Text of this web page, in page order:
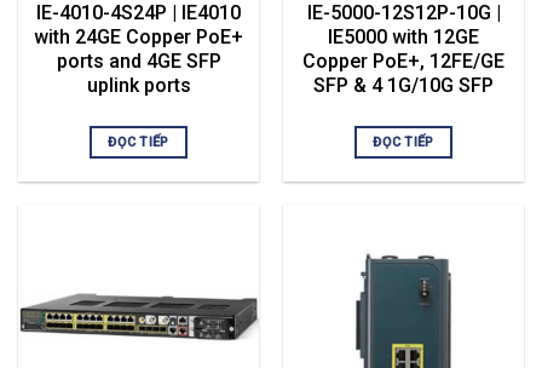
IE-4010-4S24P | IE4010
with 24GE Copper PoE+
ports and 4GE SFP
uplink ports
ĐỌC TIẾP
IE-5000-12S12P-10G |
IE5000 with 12GE
Copper PoE+, 12FE/GE
SFP & 4 1G/10G SFP
ĐỌC TIẾP